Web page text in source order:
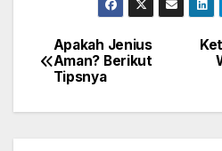
Post
navigation
Apakah Jenius
Aman? Berikut
Tipsnya